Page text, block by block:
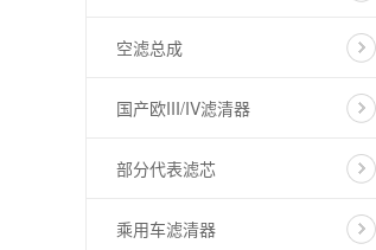
空滤总成
国产欧III/IV滤清器
部分代表滤芯
乘用车滤清器